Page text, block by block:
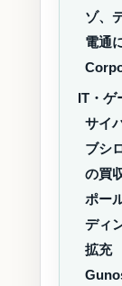
ゾ、
電通
IT・ゲ
サイ
ブシ
の買
ポー
ディ
拡充